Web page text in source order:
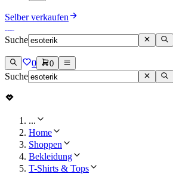
Selber verkaufen
Suche
0 0
Suche
...
Home
Shoppen
Bekleidung
T-Shirts & Tops